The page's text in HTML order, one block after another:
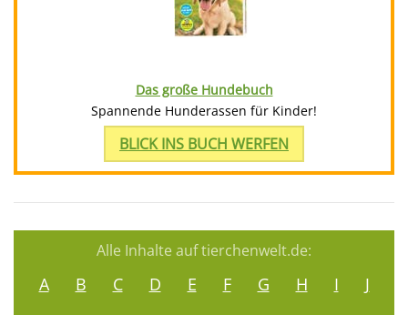
Das große Hundebuch
Spannende Hunderassen für Kinder!
BLICK INS BUCH WERFEN
Alle Inhalte auf tierchenwelt.de:
A B C D E F G H I
J